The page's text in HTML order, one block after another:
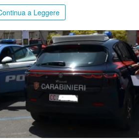
a Leggere